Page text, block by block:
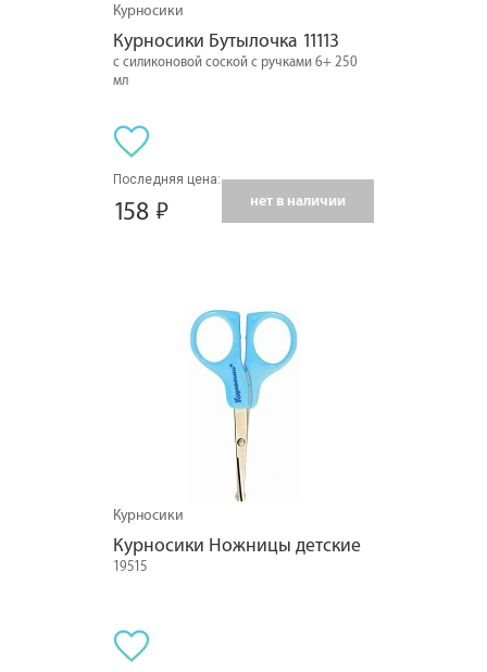
Курносики
Курносики Бутылочка 11113
с силиконовой соской с ручками 6+ 250
мл
Последняя цена:
158 нет в наличии
Курносики
Курносики Ножницы детские
19515